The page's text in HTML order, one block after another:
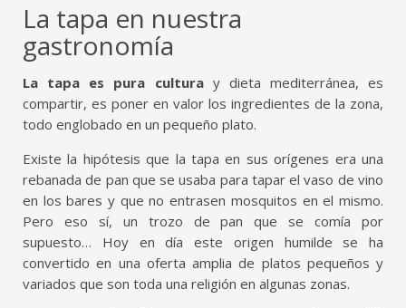
La tapa en nuestra
gastronomía
La tapa es pura culturay dieta mediterránea, es
compartir, es poner en valor los ingredientes de la zona,
todo englobado en un pequeño plato.
Existe la hipótesis que la tapa en sus orígenes era una
rebanada de pan que se usaba para tapar el vaso de vino
en los bares y que no entrasen mosquitos en el mismo.
Pero eso sí, un trozo de pan que se comía por
supuesto… Hoy en día este origen humilde se ha
convertido en una oferta amplia de platos pequeños y
variados que son toda una religión en algunas zonas.